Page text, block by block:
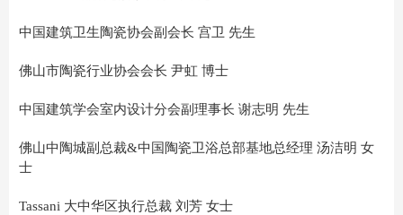
中国建筑卫生陶瓷协会副会长 宫卫 先生
佛山市陶瓷行业协会会长 尹虹 博士
中国建筑学会室内设计分会副理事长 谢志明 先生
佛山中陶城副总裁&中国陶瓷卫浴总部基地总经理 汤洁明 女
士
Tassani 大中华区执行总裁 刘芳 女士